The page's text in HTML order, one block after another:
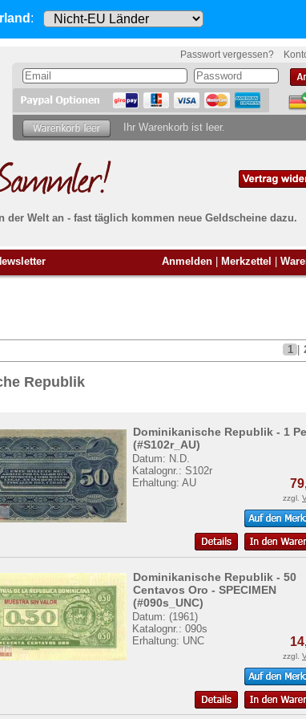
:
Passwort vergessen?
Ihr Warenkorb ist leer.
Welt an - fast täglich kommen neue Geldscheine dazu.
, werden
Risiko
Möchten Sie Banknoten
verkaufen?
Siehier.
Anmelden Merkzettel
1
Republik
Dominikanische Republik - 1
(#S102r_AU)
Datum: N.D.
Katalognr.: S102r
Erhaltung: AU
zzgl.
Dominikanische Republik - 50
Centavos Oro - SPECIMEN
(#090s_UNC)
Datum: (1961)
Katalognr.: 090s
Erhaltung: UNC
zzgl.